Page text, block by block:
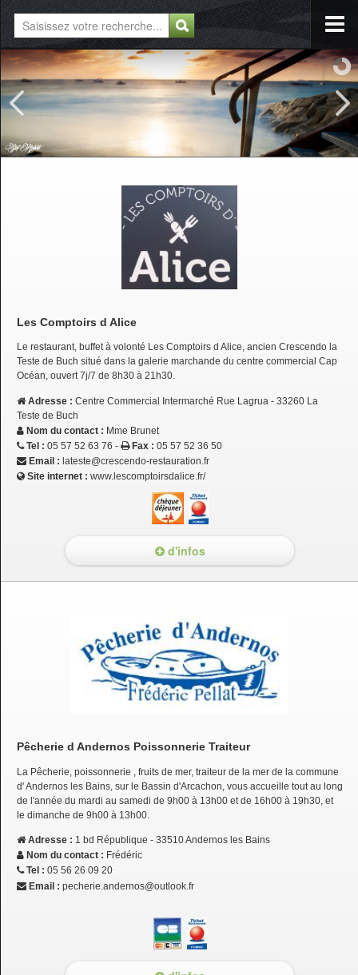
Les Comptoirs d Alice
Le restaurant, buffet à volonté Les Comptoirs d Alice, ancien Crescendo la
Teste de Buch situé dans la galerie marchande du centre commercial Cap
Océan, ouvert 7j/7 de 8h30 à 21h30.
Adresse : Centre Commercial Intermarché Rue Lagrua - 33260 La
Teste de Buch
Nom du contact : Mme Brunet
Tel : 05 57 52 63 76 - Fax : 05 57 52 36 50
Email : lateste@crescendo-restauration.fr
Site internet : www.lescomptoirsdalice.fr/
d'infos
Pêcherie d Andernos Poissonnerie Traiteur
La Pêcherie, poissonnerie , fruits de mer, traiteur de la mer de la commune
d' Andernos les Bains, sur le Bassin d'Arcachon, vous accueille tout au long
de l'année du mardi au samedi de 9h00 à 13h00 et de 16h00 à 19h30, et
le dimanche de 9h00 à 13h00.
Adresse : 1 bd République - 33510 Andernos les Bains
Nom du contact : Frédéric
Tel : 05 56 26 09 20
Email : pecherie.andernos@outlook.fr